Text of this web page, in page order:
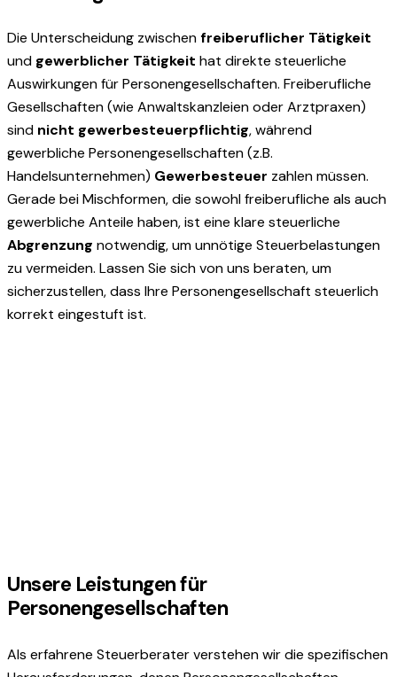
Die Unterscheidung zwischenfreiberuflicher Tätigkeit
und gewerblicher Tätigkeit hat direkte steuerliche
Auswirkungen für Personengesellschaften. Freiberufliche
Gesellschaften (wie Anwaltskanzleien oder Arztpraxen)
sind nicht gewerbesteuerpflichtig, während
gewerbliche Personengesellschaften (z.B.
Handelsunternehmen) Gewerbesteuer zahlen müssen.
Gerade bei Mischformen, die sowohl freiberufliche als auch
gewerbliche Anteile haben, ist eine klare steuerliche
Abgrenzung notwendig, um unnötige Steuerbelastungen
zu vermeiden. Lassen Sie sich von uns beraten, um
sicherzustellen, dass Ihre Personengesellschaft steuerlich
korrekt eingestuft ist.
Unsere Leistungen für
Personengesellschaften
Als erfahrene Steuerberater verstehen wir die spezifischen